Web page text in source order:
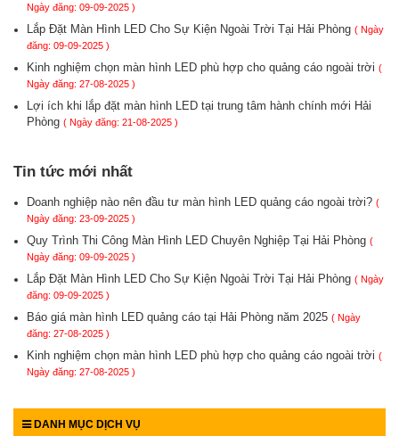
Ngày đăng: 09-09-2025 )
Lắp Đặt Màn Hình LED Cho Sự Kiện Ngoài Trời Tại Hải Phòng ( Ngày
đăng: 09-09-2025 )
Kinh nghiệm chọn màn hình LED phù hợp cho quảng cáo ngoài trời (
Ngày đăng: 27-08-2025 )
Lợi ích khi lắp đặt màn hình LED tại trung tâm hành chính mới Hải
Phòng ( Ngày đăng: 21-08-2025 )
Tin tức mới nhất
Doanh nghiệp nào nên đầu tư màn hình LED quảng cáo ngoài trời? (
Ngày đăng: 23-09-2025 )
Quy Trình Thi Công Màn Hình LED Chuyên Nghiệp Tại Hải Phòng (
Ngày đăng: 09-09-2025 )
Lắp Đặt Màn Hình LED Cho Sự Kiện Ngoài Trời Tại Hải Phòng ( Ngày
đăng: 09-09-2025 )
Báo giá màn hình LED quảng cáo tại Hải Phòng năm 2025 ( Ngày
đăng: 27-08-2025 )
Kinh nghiệm chọn màn hình LED phù hợp cho quảng cáo ngoài trời (
Ngày đăng: 27-08-2025 )
DANH MỤC DỊCH VỤ